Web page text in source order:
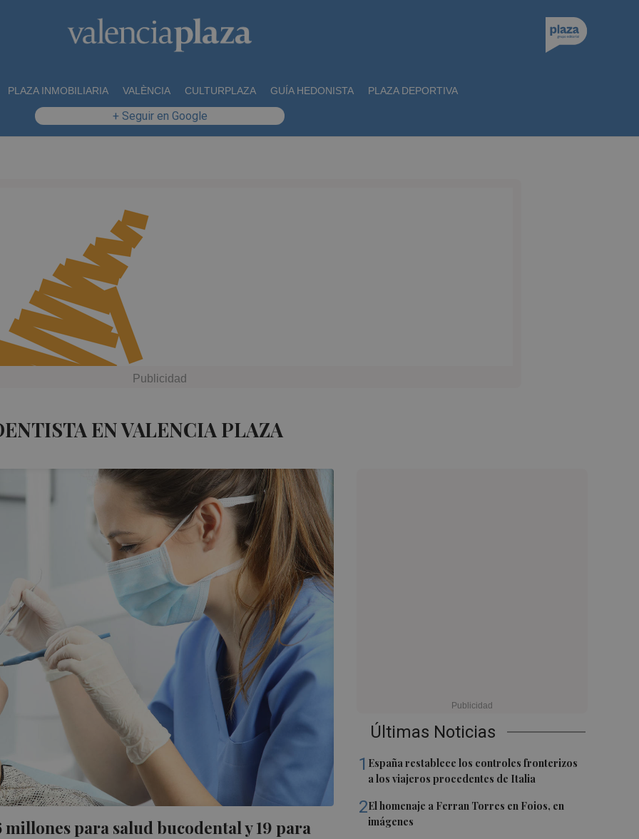
PLAZA INMOBILIARIA VALÈNCIA CULTURPLAZA GUÍA HEDONISTA PLAZA DEPORTIVA
+ Seguir en Google
EN VALENCIA PLAZA
para salud bucodental y 19 para
Últimas Noticias
1 España restablece los controles fronterizos
a los viajeros procedentes de Italia
2El homenaje a Ferran Torres en Foios, en
imágenes